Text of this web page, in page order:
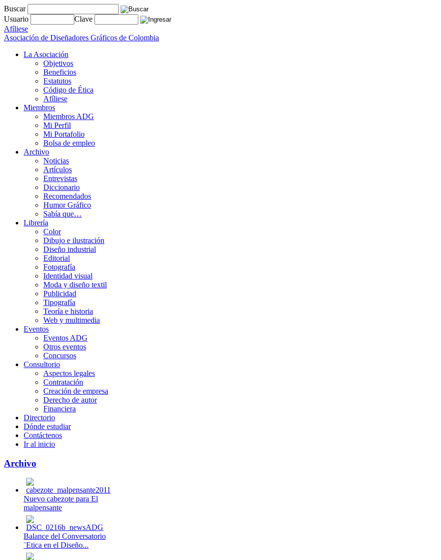
Buscar
Usuario
Clave
Afíliese
Asociación de Diseñadores Gráficos de Colombia
La Asociación
Objetivos
Beneficios
Estatutos
Código de Ética
Afíliese
Miembros
Miembros ADG
Mi Perfil
Mi Portafolio
Bolsa de empleo
Archivo
Noticias
Artículos
Entrevistas
Diccionario
Recomendados
Humor Gráfico
Sabía que…
Librería
Color
Dibujo e ilustración
Diseño industrial
Editorial
Fotografía
Identidad visual
Moda y diseño textil
Publicidad
Tipografía
Teoría e historia
Web y multimedia
Eventos
Eventos ADG
Otros eventos
Concursos
Consultorio
Aspectos legales
Contratación
Creación de empresa
Derecho de autor
Financiera
Directorio
Dónde estudiar
Contáctenos
Ir al inicio
Archivo
Nuevo cabezote para El
malpensante
Balance del Conversatorio
¨Etica en el Diseño...